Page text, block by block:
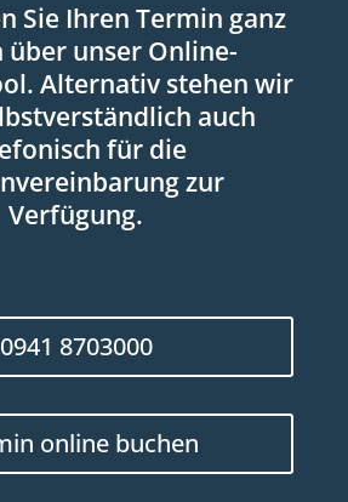
Sie Ihren Termin ganz
über unser Online-
Alternativ stehen wir
auch
für die
zur
Verfügung.
0941 8703000
online buchen